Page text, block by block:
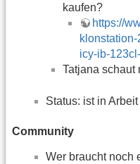
kaufen?
https://
icy-ib-
Tatjana schaut
Status: ist in Arbeit
Community
Wer braucht noch